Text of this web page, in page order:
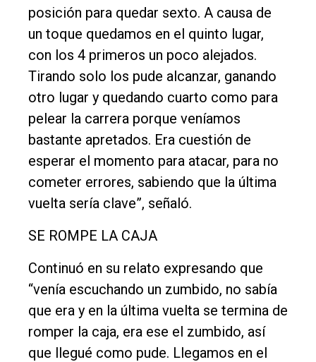
posición para quedar sexto. A causa de
un toque quedamos en el quinto lugar,
con los 4 primeros un poco alejados.
Tirando solo los pude alcanzar, ganando
otro lugar y quedando cuarto como para
pelear la carrera porque veníamos
bastante apretados. Era cuestión de
esperar el momento para atacar, para no
cometer errores, sabiendo que la última
vuelta sería clave”, señaló.
SE ROMPE LA CAJA
Continuó en su relato expresando que
“venía escuchando un zumbido, no sabía
que era y en la última vuelta se termina de
romper la caja, era ese el zumbido, así
que llegué como pude. Llegamos en el